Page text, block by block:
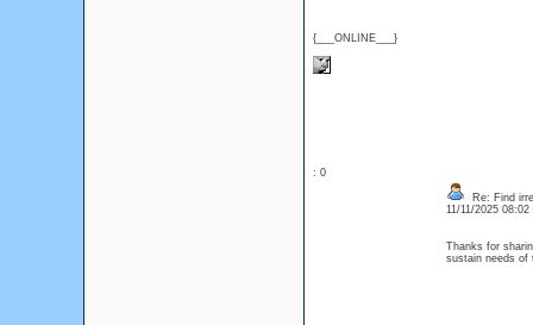
{___ONLINE___}
: 0
Re: Find
11/11/2025 08:02
Thanks for
sustain needs